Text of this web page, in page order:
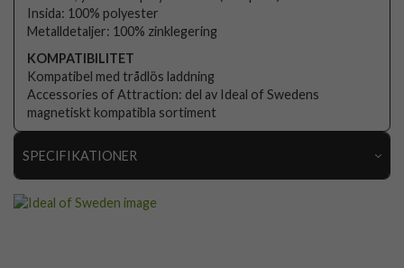
Insida: 100% polyester
Metalldetaljer: 100% zinklegering
KOMPATIBILITET
Kompatibel med trådlös laddning
Accessories of Attraction: del av Ideal of Swedens
magnetiskt kompatibla sortiment
SPECIFIKATIONER